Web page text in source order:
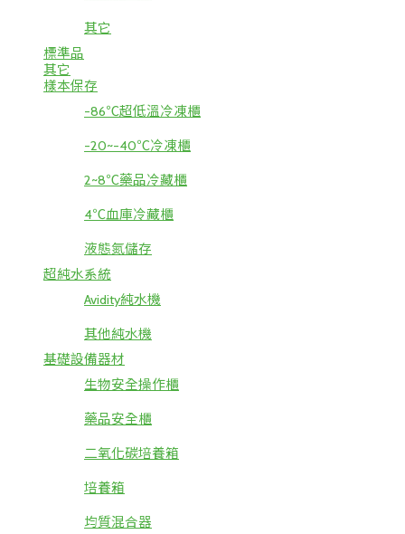
其它
標準品
其它
樣本保存
-86℃超低溫冷凍櫃
-20~-40℃冷凍櫃
2~8℃藥品冷藏櫃
4℃血庫冷藏櫃
液態氮儲存
超純水系統
Avidity純水機
其他純水機
基礎設備器材
生物安全操作櫃
藥品安全櫃
二氧化碳培養箱
培養箱
均質混合器